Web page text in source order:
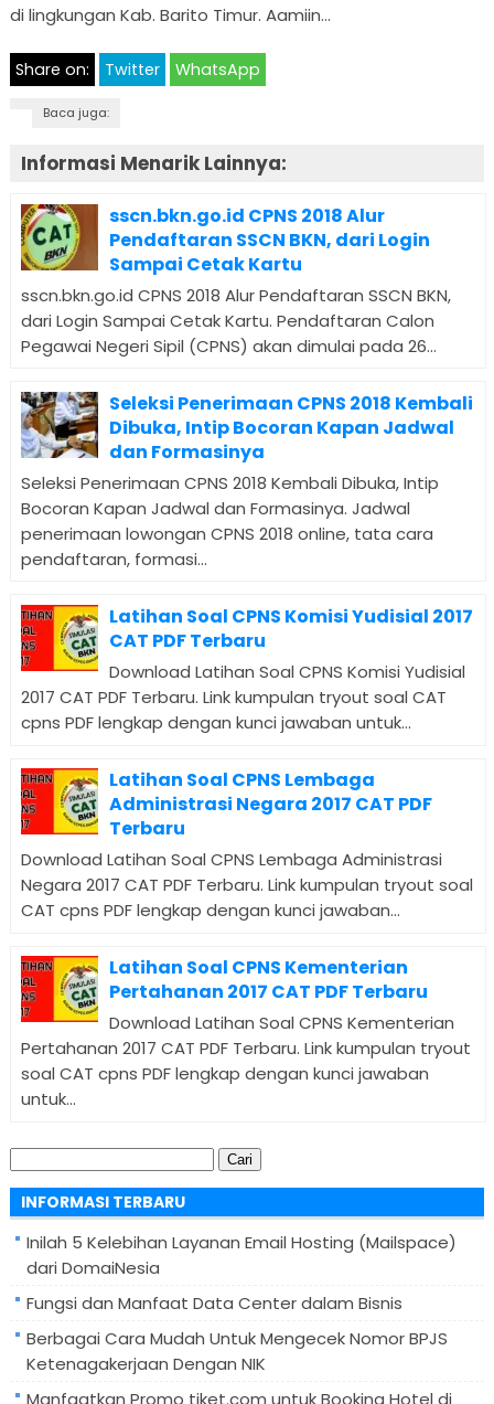
di lingkungan Kab. Barito Timur. Aamiin…
Share on: Twitter WhatsApp
Baca juga:
Informasi Menarik Lainnya:
sscn.bkn.go.id CPNS 2018 Alur
Pendaftaran SSCN BKN, dari Login
Sampai Cetak Kartu
sscn.bkn.go.id CPNS 2018 Alur Pendaftaran SSCN BKN,
dari Login Sampai Cetak Kartu. Pendaftaran Calon
Pegawai Negeri Sipil (CPNS) akan dimulai pada 26...
Seleksi Penerimaan CPNS 2018 Kembali
Dibuka, Intip Bocoran Kapan Jadwal
dan Formasinya
Seleksi Penerimaan CPNS 2018 Kembali Dibuka, Intip
Bocoran Kapan Jadwal dan Formasinya. Jadwal
penerimaan lowongan CPNS 2018 online, tata cara
pendaftaran, formasi...
Latihan Soal CPNS Komisi Yudisial 2017
CAT PDF Terbaru
Download Latihan Soal CPNS Komisi Yudisial
2017 CAT PDF Terbaru. Link kumpulan tryout soal CAT
cpns PDF lengkap dengan kunci jawaban untuk...
Latihan Soal CPNS Lembaga
Administrasi Negara 2017 CAT PDF
Terbaru
Download Latihan Soal CPNS Lembaga Administrasi
Negara 2017 CAT PDF Terbaru. Link kumpulan tryout soal
CAT cpns PDF lengkap dengan kunci jawaban...
Latihan Soal CPNS Kementerian
Pertahanan 2017 CAT PDF Terbaru
Download Latihan Soal CPNS Kementerian
Pertahanan 2017 CAT PDF Terbaru. Link kumpulan tryout
soal CAT cpns PDF lengkap dengan kunci jawaban
untuk...
untuk:
INFORMASI TERBARU
Inilah 5 Kelebihan Layanan Email Hosting (Mailspace)
dari DomaiNesia
Fungsi dan Manfaat Data Center dalam Bisnis
Berbagai Cara Mudah Untuk Mengecek Nomor BPJS
Ketenagakerjaan Dengan NIK
Manfaatkan Promo tiket.com untuk Booking Hotel di